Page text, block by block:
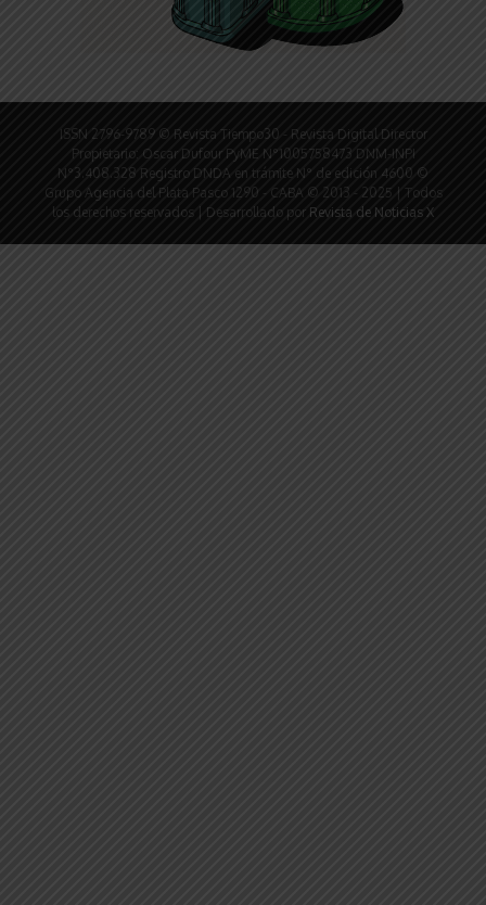
ISSN 2796-9789 © Revista Tiempo30 - Revista Digital Director
Propietario: Oscar Dufour PyME N°1005758473 DNM-INPI
N°3.408.328 Registro DNDA en trámite N° de edición 4600 ©
Grupo Agencia del Plata Pasco 1290 - CABA © 2013 - 2025 | Todos
los derechos reservados | Desarrollado por Revista de Noticias X